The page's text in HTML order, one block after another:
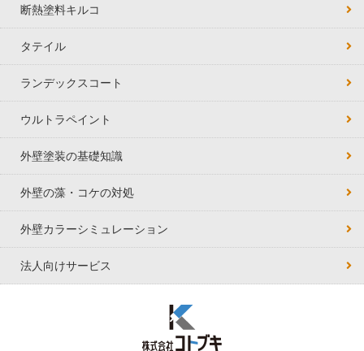
断熱塗料キルコ
タテイル
ランデックスコート
ウルトラペイント
外壁塗装の基礎知識
外壁の藻・コケの対処
外壁カラーシミュレーション
法人向けサービス